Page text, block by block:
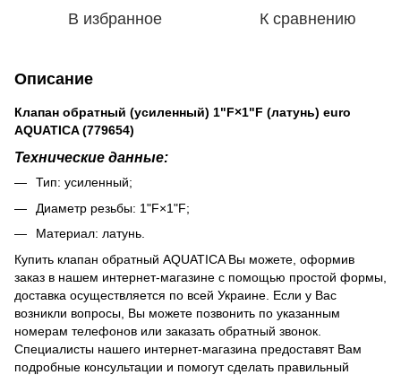
В избранное К сравнению
Описание
Клапан обратный (усиленный) 1"F×1"F (латунь) euro
AQUATICA (779654)
Технические данные:
Тип: усиленный;
Диаметр резьбы: 1"F×1"F;
Материал: латунь.
Купить клапан обратный AQUATICA Вы можете, оформив
заказ в нашем интернет-магазине с помощью простой формы,
доставка осуществляется по всей Украине. Если у Вас
возникли вопросы, Вы можете позвонить по указанным
номерам телефонов или заказать обратный звонок.
Специалисты нашего интернет-магазина предоставят Вам
подробные консультации и помогут сделать правильный